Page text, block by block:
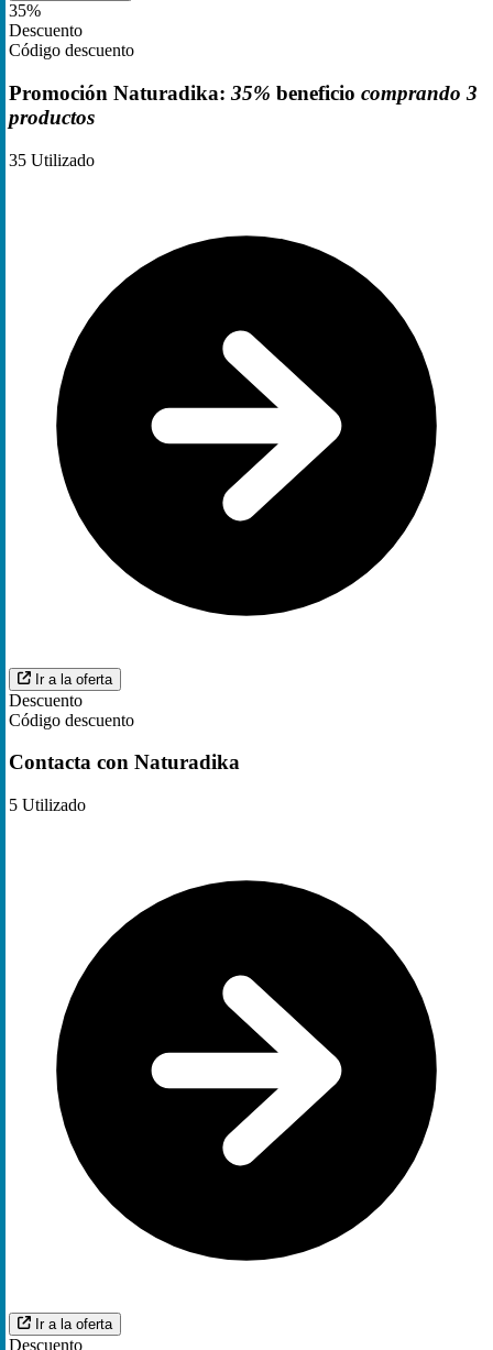
35%
Descuento
Código descuento
Promoción Naturadika: 35% beneficio comprando 3
productos
35 Utilizado
Ir a la oferta
Descuento
Código descuento
Contacta con Naturadika
5 Utilizado
Ir a la oferta
Descuento